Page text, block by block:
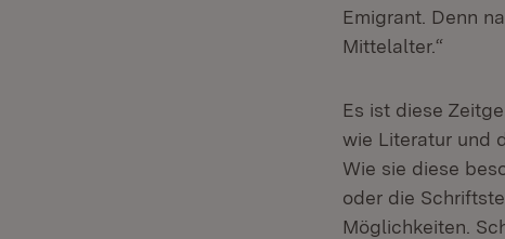
Emigrant. Denn
Mittelalter.“
Es ist diese
wie Literatur und
Wie sie diese
oder die
Möglichkeiten.